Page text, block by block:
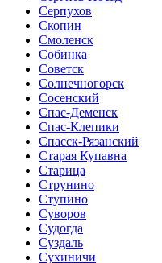
Серпухов
Скопин
Смоленск
Собинка
Советск
Солнечногорск
Сосенский
Спас-Деменск
Спас-Клепики
Спасск-Рязанский
Старая Купавна
Старица
Струнино
Ступино
Суворов
Судогда
Суздаль
Сухиничи